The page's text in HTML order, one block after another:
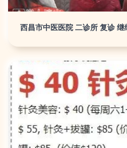
西昌市中医医院 二诊所 复诊